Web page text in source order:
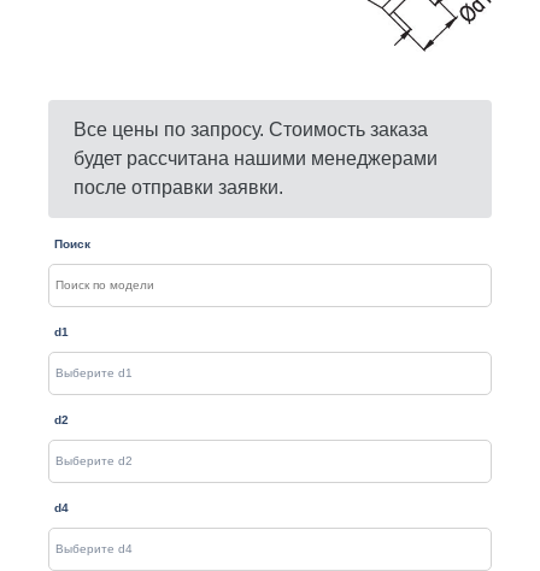
Все цены по запросу. Стоимость заказа
будет рассчитана нашими менеджерами
после отправки заявки.
Поиск
d1
d2
d4